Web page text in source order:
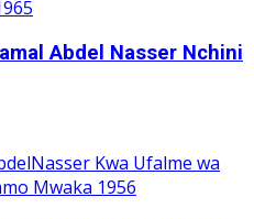
Abdel Nasser Nchini